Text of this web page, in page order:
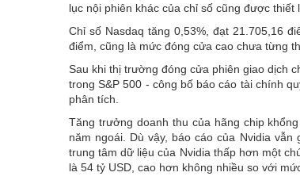
lục nội phiên khác của chỉ số cũng được thiết
Chỉ số Nasdaq tăng 0,53%, đạt 21.705,16
điểm, cũng là mức đóng cửa cao chưa từng
Sau khi thị trường đóng cửa phiên giao dịch
trong S&P 500 - công bố báo cáo tài chính
phân tích.
Tăng trưởng doanh thu của hãng chip
năm ngoái. Dù vậy, báo cáo của Nvidia
trung tâm dữ liệu của Nvidia thấp hơn một
là 54 tỷ USD, cao hơn không nhiều so với